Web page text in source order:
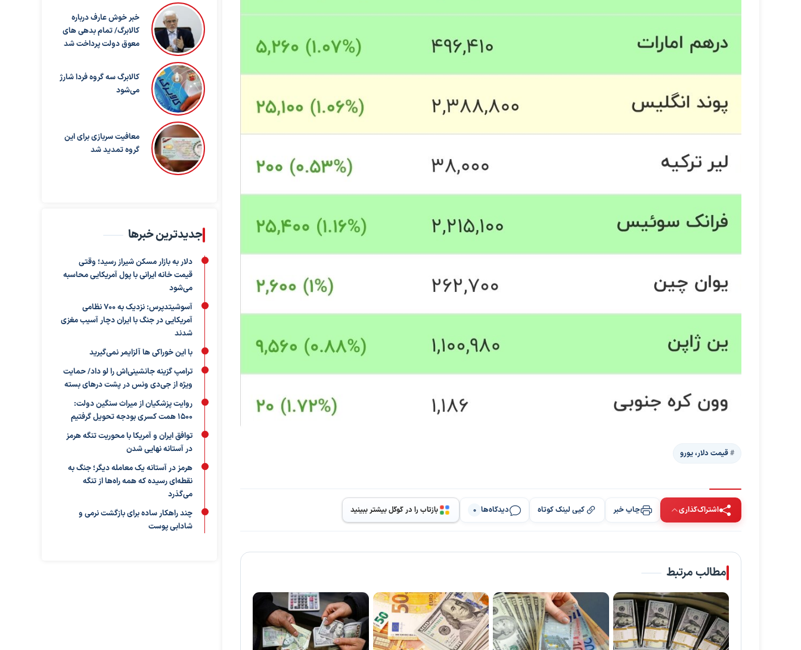
قیمت دلار، یورو
اشتراک‌گذاری چاپ خبر کپی لینک کوتاه دیدگاه‌ها 0 بازتاب را در گوگل بیشتر ببینید
مطالب مرتبط
خبر خوش عارف درباره
کالابرگ/ تمام بدهی های
معوق دولت پرداخت شد
کالابرگ سه گروه فردا شارژ
می‌شود
معافیت سربازی برای این
گروه تمدید شد
جدیدترین خبرها
دلار به بازار مسکن شیراز رسید؛ وقتی
قیمت خانه ایرانی با پول آمریکایی محاسبه
می‌شود
آسوشیتدپرس: نزدیک به ۷۰۰ نظامی
آمریکایی در جنگ با ایران دچار آسیب مغزی
شدند
با این خوراکی ها آلزایمر نمی‌گیرید
ترامپ گزینه جانشینی‌اش را لو داد/ حمایت
ویژه از جی‌دی ونس در پشت درهای بسته
روایت پزشکیان از میراث سنگین دولت:
۱۵۰۰ همت کسری بودجه تحویل گرفتیم
توافق ایران و آمریکا با محوریت تنگه هرمز
در آستانه نهایی شدن
هرمز در آستانه یک معامله دیگر؛ جنگ به
نقطه‌ای رسیده که همه راه‌ها از تنگه
می‌گذرد
چند راهکار ساده برای بازگشت نرمی و
شادابی پوست